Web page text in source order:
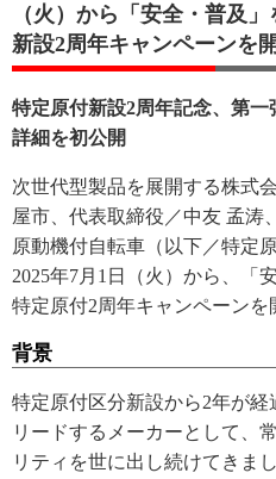
（火）から「安全・普及
新設2周年キャンペーンを
特定原付新設2周年記念、第
詳細を初公開
次世代型製品を展開する株式
屋市、代表取締役／中友 孟涛
原動機付自転車（以下／特定
2025年7月1日（火）から、「
特定原付2周年キャンペーンを
背景
特定原付区分新設から2年が
リードするメーカーとして、
リティを世に出し続けてきま